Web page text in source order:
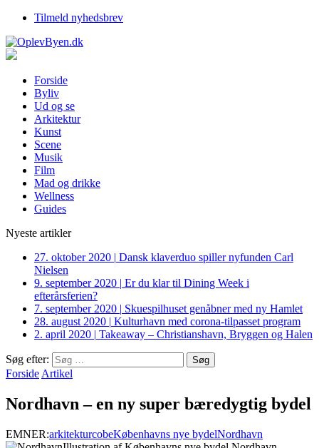
Tilmeld nyhedsbrev
Forside
Byliv
Ud og se
Arkitektur
Kunst
Scene
Musik
Film
Mad og drikke
Wellness
Guides
Nyeste artikler
27. oktober 2020 | Dansk klaverduo spiller nyfunden Carl
Nielsen
9. september 2020 | Er du klar til Dining Week i
efterårsferien?
7. september 2020 | Skuespilhuset genåbner med ny Hamlet
28. august 2020 | Kulturhavn med corona-tilpasset program
2. april 2020 | Takeaway – Christianshavn, Bryggen og Halen
Søg efter:
Forside Artikel
Nordhavn – en ny super bæredygtig bydel
EMNER:arkitekturcobeKøbenhavns nye bydelNordhavn